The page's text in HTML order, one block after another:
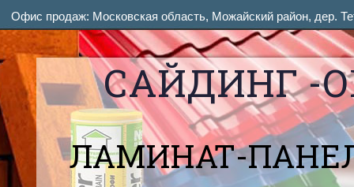
САЙДИНГ -
ЛАМИНАТ-
Офис продаж: Московская область, Можайский район, дер.